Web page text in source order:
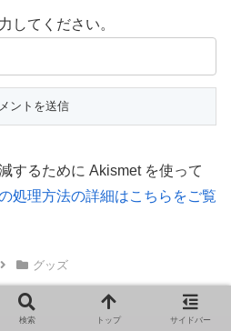
してください。
するために Akismet を使って
処理方法の詳細はこちらをご覧
グッズ
検索 トップ サイドバー